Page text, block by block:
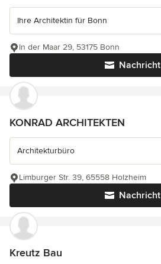
Ihre Architektin für Bonn
Nachricht
In der Maar 29, 53175 Bonn
KONRAD ARCHITEKTEN
Architekturbüro
Nachricht
Limburger Str. 39, 65558 Holzheim
Kreutz Bau